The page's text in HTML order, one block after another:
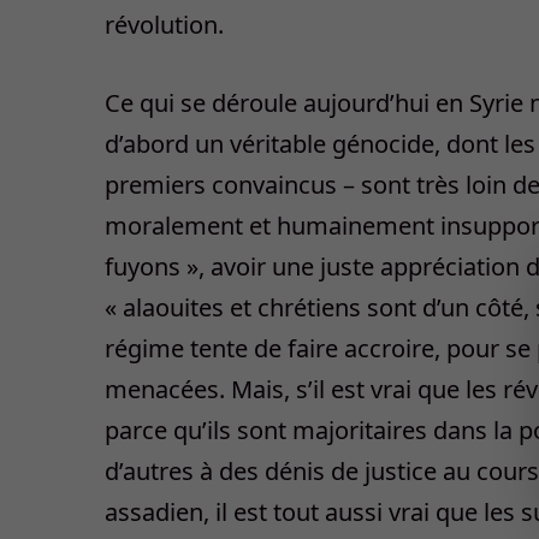
révolution.
Ce qui se déroule aujourd’hui en Syrie
d’abord un véritable génocide, dont
premiers convaincus – sont très loin
moralement et humainement
fuyons », avoir une juste appréciation
« alaouites et chrétiens sont d’un côté,
régime tente de faire accroire, pour
menacées. Mais, s’il est vrai que les
parce qu’ils sont majoritaires dans la
d’autres à des dénis de justice au
assadien, il est tout aussi vrai que les